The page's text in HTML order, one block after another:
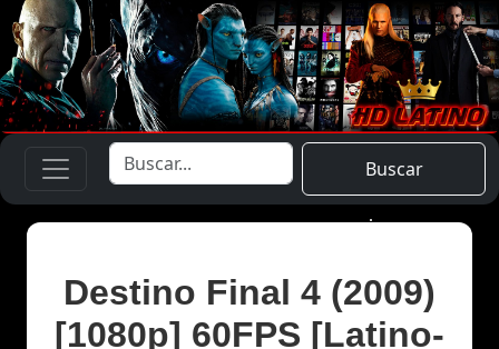
Buscar
Destino Final 4 (2009)
[1080p] 60FPS [Latino-